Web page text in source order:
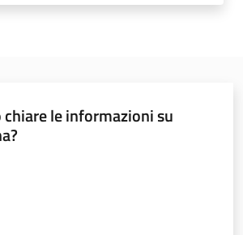
chiare le informazioni su